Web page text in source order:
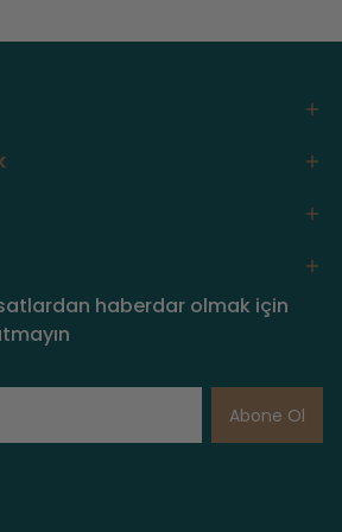
haberdar olmak için
Abone Ol